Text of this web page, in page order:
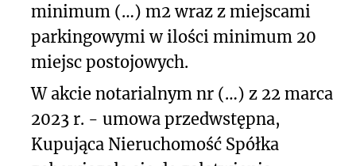
minimum (…) m2wraz z miejscami
parkingowymi w ilości minimum 20
miejsc postojowych.
W akcie notarialnym nr (…) z 22 marca
2023 r. - umowa przedwstępna,
Kupująca Nieruchomość Spółka